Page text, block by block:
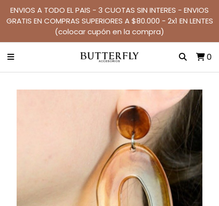
ENVIOS A TODO EL PAIS - 3 CUOTAS SIN INTERES - ENVIOS
GRATIS EN COMPRAS SUPERIORES A $80.000 - 2x1 EN LENTES
(colocar cupón en la compra)
0